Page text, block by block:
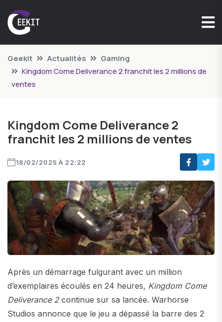
Geekit Actualités
Gaming
Kingdom Come Deliverance 2 franchit les 2 millions de
ventes
Kingdom Come Deliverance 2
franchit les 2 millions de ventes
18/02/2025 À 22:22
Après un démarrage fulgurant avec un million
d’exemplaires écoulés en 24 heures, Kingdom Come
Deliverance 2continue sur sa lancée. Warhorse
Studios annonce que le jeu a dépassé la barre des 2